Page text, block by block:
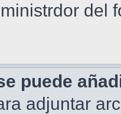
del
puede
adjuntar